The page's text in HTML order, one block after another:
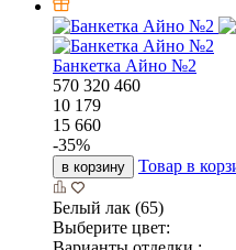
Банкетка Айно №2
570 320 460
10 179
15 660
-35%
в корзину Товар в
Белый лак (65)
Выберите цвет: